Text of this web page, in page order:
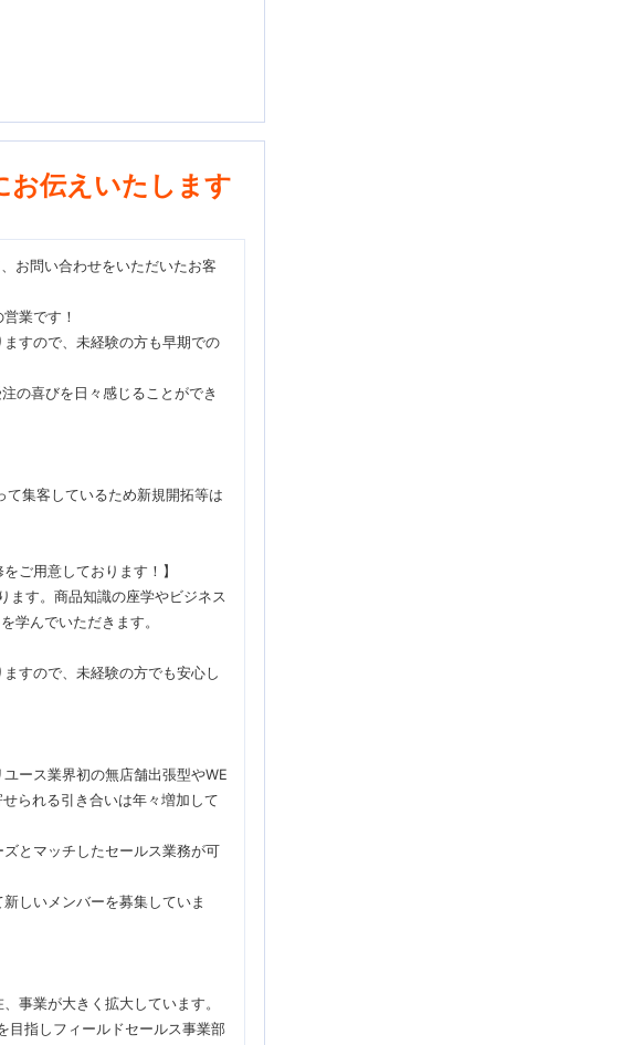
伝えいたします
お問い合わせをいただいたお客
業です！
すので、未経験の方も早期での
の喜びを日々感じることができ
て集客しているため新規開拓等は
ご用意しております！】
ます。商品知識の座学やビジネス
学んでいただきます。
すので、未経験の方でも安心し
ース業界初の無店舗出張型やWE
られる引き合いは年々増加して
とマッチしたセールス業務が可
しいメンバーを募集していま
事業が大きく拡大しています。
目指しフィールドセールス事業部